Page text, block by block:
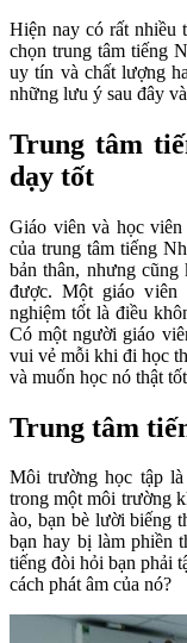
Hiện nay có rất nhiều
chọn trung tâm tiếng
uy tín và chất lượng
những lưu ý sau đây
Trung tâm
dạy tốt
Giáo viên và học
của trung tâm tiếng
bản thân, nhưng
được. Một giáo viên
nghiệm tốt là điều
Có một người giáo
vui vẻ mỗi khi đi học
và muốn học nó thật
Trung tâm
Môi trường học tập
trong một môi trường
ào, bạn bè lười biếng
bạn hay bị làm phiền
tiếng đòi hỏi bạn phải
cách phát âm của nó?